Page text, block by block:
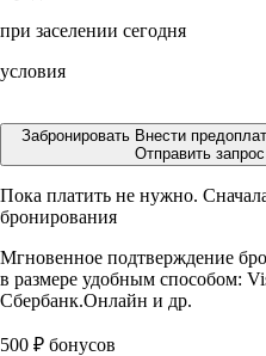
при заселении сегодня
условия
Забронировать Внести
Отправить запрос
Пока платить не нужно.
бронирования
Мгновенное подтверждение
в размере удобным способом:
Сбербанк.Онлайн и др.
500 ₽ бонусов